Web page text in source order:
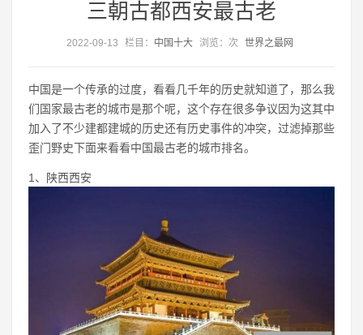
三朝古都西安最古老
2022-09-13 栏目： 中国十大 浏览： 次 世界之最网
中国是一个传承的过度，看看几千年的历史就知道了，那么我
们国家最古老的城市是那个呢，这个存在很多争议因为这其中
加入了不少建都建城的历史还有历史事件的冲突，过滤掉那些
歪门野史下面来看看中国最古老的城市排名。
1、陕西西安